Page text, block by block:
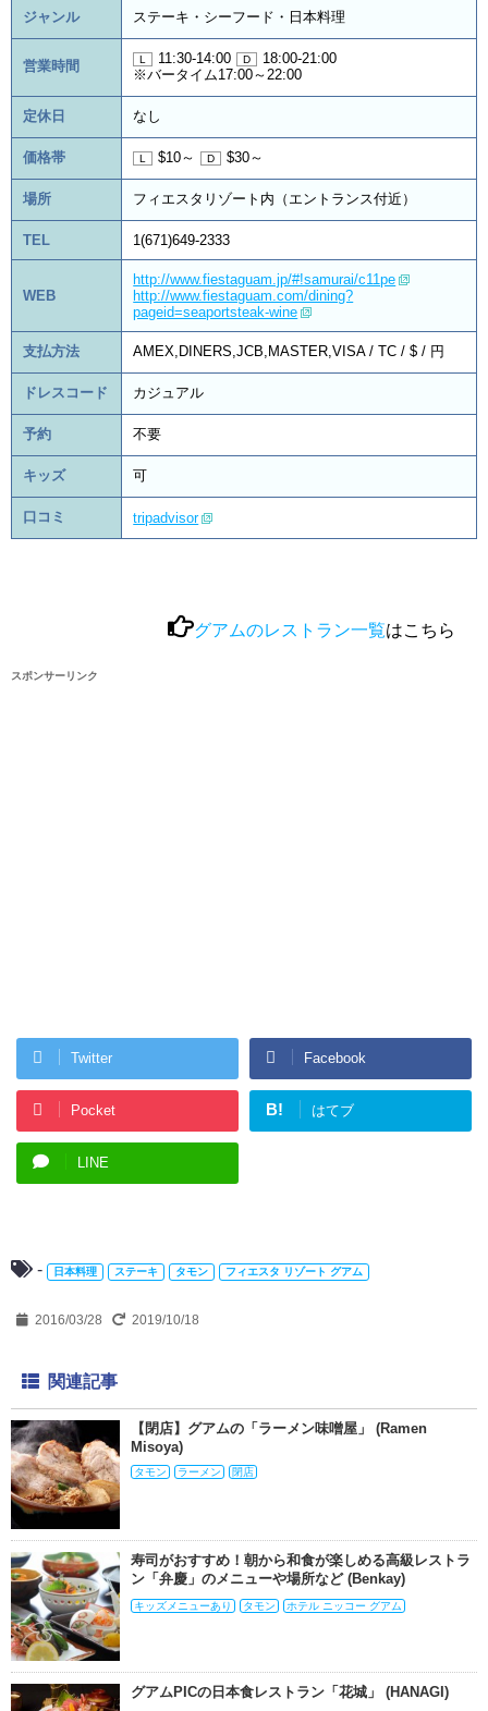
ジャンル ステーキ・シーフード・日本料理
営業時間 11:30-14:00
18:00-21:00
※バータイム17:00～22:00
定休日 なし
価格帯 $10～ $30～
場所 フィエスタリゾート内（エントランス付近）
TEL 1(671)649-2333
WEB
http://www.fiestaguam.jp/#!samurai/c11pe
http://www.fiestaguam.com/dining?
pageid=seaportsteak-wine
支払方法 AMEX,DINERS,JCB,MASTER,VISA / TC / $ / 円
ドレスコード カジュアル
予約 不要
キッズ 可
口コミ tripadvisor
グアムのレストラン一覧はこちら
スポンサーリンク
Twitter Facebook
Pocket B! はてブ
LINE
- 日本料理 ステーキ タモン フィエスタ リゾート グアム
2016/03/28 2019/10/18
関連記事
【閉店】グアムの「ラーメン味噌屋」 (Ramen
Misoya)
タモン ラーメン 閉店
寿司がおすすめ！朝から和食が楽しめる高級レストラ
ン「弁慶」のメニューや場所など (Benkay)
キッズメニューあり タモン ホテル ニッコー グアム
グアムPICの日本食レストラン「花城」 (HANAGI)